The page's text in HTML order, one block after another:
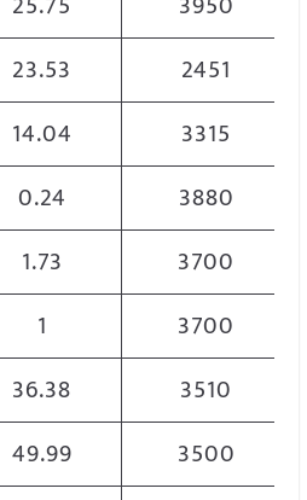
23.53
2451
14.04
3315
0.24
3880
1.73
3700
1
3700
36.38
3510
49.99
3500